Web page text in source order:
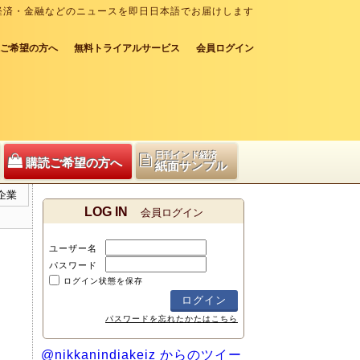
・金融などのニュースを即日日本語でお届けします
希望の方へ 無料トライアルサービス 会員ログイン
購読ご希望の方へ
日刊インド経済
紙面サンプル
業
LOG IN 会員ログイン
ユーザー名
パスワード
ログイン状態を保存
パスワードを忘れたかたはこちら
@nikkanindiakeiz からのツイー